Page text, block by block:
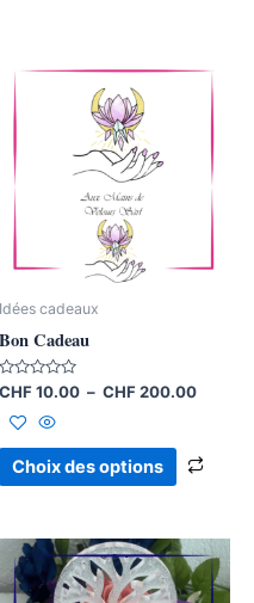
Idées cadeaux
Bon Cadeau
Note
0
sur
CHF10.00 – CHF200.00
de
prix :
CHF
Choix des options
Ce
a
Les
Ce